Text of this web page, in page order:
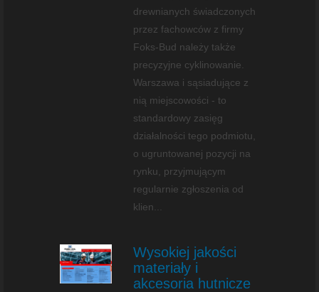
drewnianych świadczonych
przez fachowców z firmy
Foks-Bud należy także
precyzyjne cyklinowanie.
Warszawa i sąsiadujące z
nią miejscowości - to
standardowy zasięg
działalności tego podmiotu,
o ugruntowanej pozycji na
rynku, przyjmującym
regularnie zgłoszenia od
klien...
Wysokiej jakości
materiały i
akcesoria hutnicze